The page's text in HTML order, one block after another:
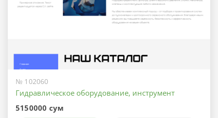
№ 102060
Гидравлическое оборудование, инструмент
5150000 сум